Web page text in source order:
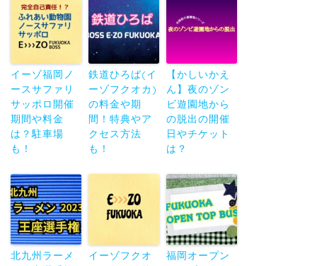
イーゾ福岡ノ
ースサファリ
サッポロ開催
期間や料金
は？駐車場
も！
鉄道ひろば(イ
ーゾフクオカ)
の料金や期
間！特典やア
クセス方法
も！
【かしいかえ
ん】夜のゾン
ビ遊園地から
の脱出の開催
日やチケット
は？
北九州ラーメ
イーゾフクオ
福岡オープン